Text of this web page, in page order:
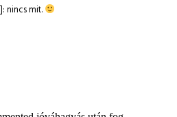
nincs mit.